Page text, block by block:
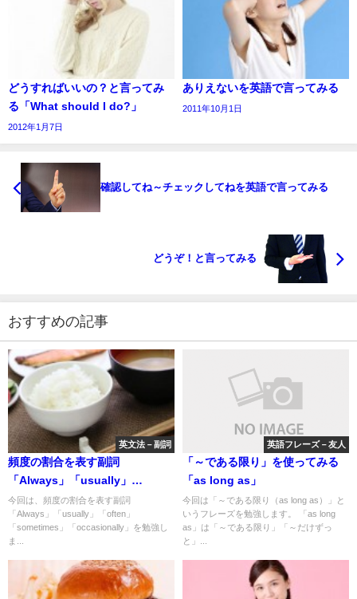
どうすればいいの？と言ってみ
る「What should I do?」
2012年1月7日
ありえないを英語で言ってみる
2011年10月1日
確認してね～チェックしてねを英語で言ってみる
どうぞ！と言ってみる
おすすめの記事
英文法－副詞
頻度の割合を表す副詞
「Always」「usually」
「often」「sometimes」
「occasionally」
今回は、頻度の割合を表す副詞
「Always」「usually」「often」
「sometimes」「occasionally」を勉強し
ま...
英語フレーズ－友人
「～である限り」を使ってみる
「as long as」
今回は「～である限り（as long as）」と
いうフレーズを勉強します。 「as long
as」は「～である限り」「～だけずっ
と」...